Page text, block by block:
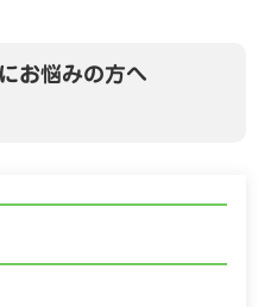
お悩みの方へ